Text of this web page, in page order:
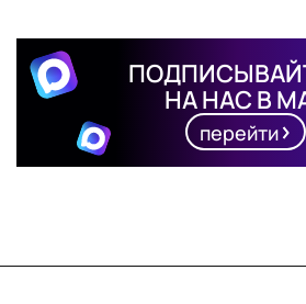
НА НАС В
перейти